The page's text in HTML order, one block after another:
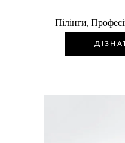
Пілінги,